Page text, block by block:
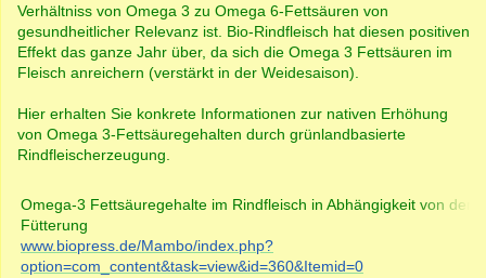
Verhältniss von Omega 3 zu Omega 6-Fettsäuren von
gesundheitlicher Relevanz ist. Bio-Rindfleisch hat diesen positiven
Effekt das ganze Jahr über, da sich die Omega 3 Fettsäuren im
Fleisch anreichern (verstärkt in der Weidesaison).
Hier erhalten Sie konkrete Informationen zur nativen Erhöhung
von Omega 3-Fettsäuregehalten durch grünlandbasierte
Rindfleischerzeugung.
Omega-3 Fettsäuregehalte im Rindfleisch in Abhängigkeit von der
Fütterung
www.biopress.de/Mambo/index.php?
option=com_content&task=view&id=360&Itemid=0